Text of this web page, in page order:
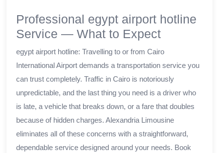
Professional egypt airport hotline
Service — What to Expect
egypt airport hotline: Travelling to or from Cairo
International Airport demands a transportation service you
can trust completely. Traffic in Cairo is notoriously
unpredictable, and the last thing you need is a driver who
is late, a vehicle that breaks down, or a fare that doubles
because of hidden charges. Alexandria Limousine
eliminates all of these concerns with a straightforward,
dependable service designed around your needs. Book